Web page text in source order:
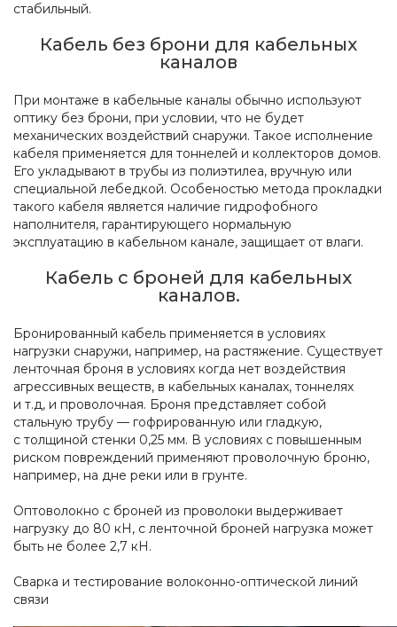
стабильный.
Кабель без брони для кабельных
каналов
При монтаже в кабельные каналы обычно используют
оптику без брони, при условии, что не будет
механических воздействий снаружи. Такое исполнение
кабеля применяется для тоннелей и коллекторов домов.
Его укладывают в трубы из полиэтилеа, вручную или
специальной лебедкой. Особеностью метода прокладки
такого кабеля является наличие гидрофобного
наполнителя, гарантирующего нормальную
эксплуатацию в кабельном канале, защищает от влаги.
Кабель с броней для кабельных
каналов.
Бронированный кабель применяется в условиях
нагрузки снаружи, например, на растяжение. Существует
ленточная броня в условиях когда нет воздействия
агрессивных веществ, в кабельных каналах, тоннелях
и т.д, и проволочная. Броня представляет собой
стальную трубу — гофрированную или гладкую,
с толщиной стенки 0,25 мм. В условиях с повышенным
риском повреждений применяют проволочную броню,
например, на дне реки или в грунте.
Оптоволокно с броней из проволоки выдерживает
нагрузку до 80 кН, с ленточной броней нагрузка может
быть не более 2,7 кН.
Сварка и тестирование волоконно-оптической линий
связи